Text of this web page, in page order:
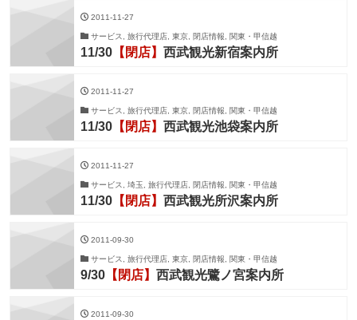
2011-11-27
サービス, 旅行代理店, 東京, 閉店情報, 関東・甲信越
11/30 【閉店】 西武観光新宿案内所
2011-11-27
サービス, 旅行代理店, 東京, 閉店情報, 関東・甲信越
11/30 【閉店】 西武観光池袋案内所
2011-11-27
サービス, 埼玉, 旅行代理店, 閉店情報, 関東・甲信越
11/30 【閉店】 西武観光所沢案内所
2011-09-30
サービス, 旅行代理店, 東京, 閉店情報, 関東・甲信越
9/30 【閉店】 西武観光鷺ノ宮案内所
2011-09-30